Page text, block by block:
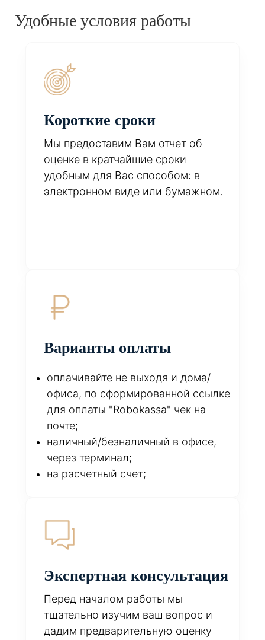
Удобные условия работы
Короткие сроки
Мы предоставим Вам отчет об
оценке в кратчайшие сроки
удобным для Вас способом: в
электронном виде или бумажном.
Варианты оплаты
оплачивайте не выходя и дома/
офиса, по сформированной ссылке
для оплаты "Robokassa" чек на
почте;
наличный/безналичный в офисе,
через терминал;
на расчетный счет;
Экспертная консультация
Перед началом работы мы
тщательно изучим ваш вопрос и
дадим предварительную оценку